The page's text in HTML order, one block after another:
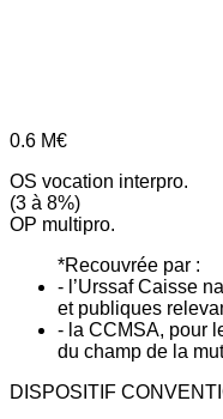
0.6 M€
OS vocation interpro.
(3 à 8%)
OP multipro.
*Recouvrée par :
- l’Urssaf Caisse
et publiques
- la CCMSA, pour
du champ de la
DISPOSITIF